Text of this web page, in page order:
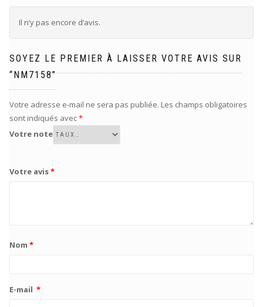
Il n’y pas encore d’avis.
SOYEZ LE PREMIER À LAISSER VOTRE AVIS SUR
“NM7158”
Votre adresse e-mail ne sera pas publiée. Les champs obligatoires
sont indiqués avec*
Votre note
Votre avis*
Nom *
E-mail *